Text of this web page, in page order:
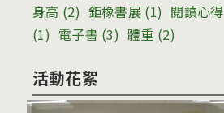
身高 (2) 鉅橡書展 (1) 閱讀心得
(1) 電子書 (3) 體重 (2)
活動花絮